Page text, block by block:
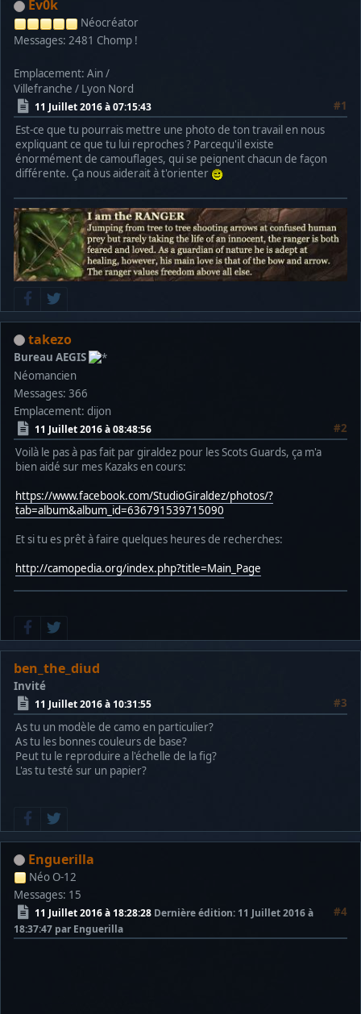
Ev0k
Néocréator
Messages: 2481 Chomp !
Emplacement: Ain /
Villefranche / Lyon Nord
11 Juillet 2016 à 07:15:43
#1
Est-ce que tu pourrais mettre une photo de ton travail en nous
expliquant ce que tu lui reproches ? Parcequ'il existe
énormément de camouflages, qui se peignent chacun de façon
différente. Ça nous aiderait à t'orienter
takezo
Bureau AEGIS
Néomancien
Messages: 366
Emplacement: dijon
11 Juillet 2016 à 08:48:56
#2
Voilà le pas à pas fait par giraldez pour les Scots Guards, ça m'a
bien aidé sur mes Kazaks en cours:
https://www.facebook.com/StudioGiraldez/photos/?
tab=album&album_id=636791539715090
Et si tu es prêt à faire quelques heures de recherches:
http://camopedia.org/index.php?title=Main_Page
ben_the_diud
Invité
11 Juillet 2016 à 10:31:55
#3
As tu un modèle de camo en particulier?
As tu les bonnes couleurs de base?
Peut tu le reproduire a l'échelle de la fig?
L'as tu testé sur un papier?
Enguerilla
Néo O-12
Messages: 15
11 Juillet 2016 à 18:28:28 #4
Dernière édition: 11 Juillet 2016 à
18:37:47 par Enguerilla